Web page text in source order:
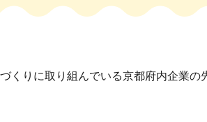
くりに取り組んでいる京都府内企業の